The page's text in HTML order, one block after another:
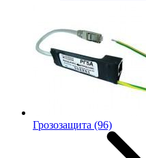
Грозозащита (96)